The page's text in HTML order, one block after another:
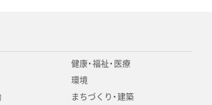
健康・福祉・医療
環境
まちづくり・建築